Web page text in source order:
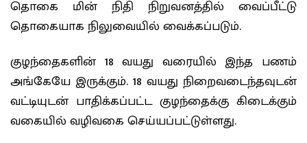
தொகை மின் நிதி நிறுவனத்தில் வைப்பீட்டு
தொகையாக நிலுவையில் வைக்கப்படும்.
குழந்தைகளின் 18 வயது வரையில் இந்த பணம்
அங்கேயே இருக்கும். 18 வயது நிறைவடைந்தவுடன்
வட்டியுடன் பாதிக்கப்பட்ட குழந்தைக்கு கிடைக்கும்
வகையில் வழிவகை செய்யப்பட்டுள்ளது.